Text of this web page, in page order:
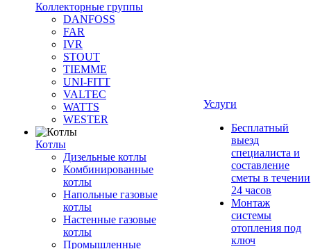
Коллекторные группы
DANFOSS
FAR
IVR
STOUT
TIEMME
UNI-FITT
VALTEC
WATTS
WESTER
Котлы
Дизельные котлы
Комбинированные
котлы
Напольные газовые
котлы
Настенные газовые
котлы
Промышленные
Услуги
Бесплатный
выезд
специалиста и
составление
сметы в течении
24 часов
Монтаж
системы
отопления под
ключ